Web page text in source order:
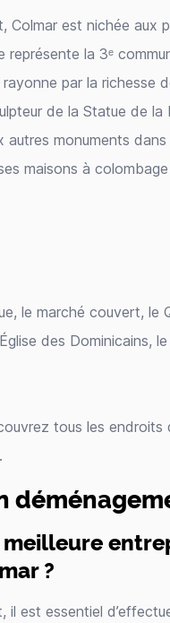
est nichée aux
la 3ᵉ
par la richesse
de la Statue de
autres monuments
maisons à
le marché couvert, le
des Dominicains,
tous les
?
il est essentiel